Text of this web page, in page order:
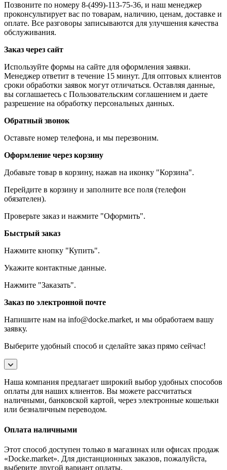
Позвоните по номеру 8-(499)-113-75-36, и наш менеджер
проконсультирует вас по товарам, наличию, ценам, доставке и
оплате. Все разговоры записываются для улучшения качества
обслуживания.
Заказ через сайт
Используйте формы на сайте для оформления заявки.
Менеджер ответит в течение 15 минут. Для оптовых клиентов
сроки обработки заявок могут отличаться. Оставляя данные,
вы соглашаетесь с Пользовательским соглашением и даете
разрешение на обработку персональных данных.
Обратный звонок
Оставьте номер телефона, и мы перезвоним.
Оформление через корзину
Добавьте товар в корзину, нажав на иконку "Корзина".
Перейдите в корзину и заполните все поля (телефон
обязателен).
Проверьте заказ и нажмите "Оформить".
Быстрый заказ
Нажмите кнопку "Купить".
Укажите контактные данные.
Нажмите "Заказать".
Заказ по электронной почте
Напишите нам на info@docke.market, и мы обработаем вашу
заявку.
Выберите удобный способ и сделайте заказ прямо сейчас!
Наша компания предлагает широкий выбор удобных способов
оплаты для наших клиентов. Вы можете рассчитаться
наличными, банковской картой, через электронные кошельки
или безналичным переводом.
Оплата наличными
Этот способ доступен только в магазинах или офисах продаж
«Docke.market». Для дистанционных заказов, пожалуйста,
выберите другой вариант оплаты.